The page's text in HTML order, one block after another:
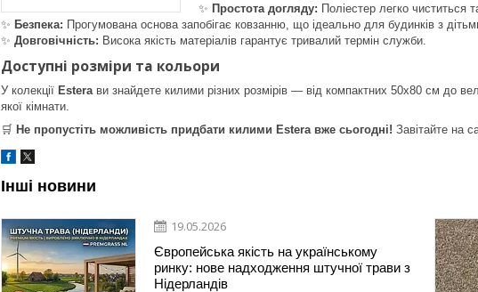
✨ Простота догляду: Поліестер легко чиститься
✨ Безпека: Прогумована основа запобігає ковзанню, що ідеально для будинків з
✨ Довговічність: Висока якість матеріалів гарантує тривалий термін служби.
Доступні розміри та кольори
У колекції Estera ви знайдете килими різних розмірів — від компактних 50x80 см до
якої кімнати.
🛒 Не пропустіть можливість придбати килими Estera вже сьогодні! Завітайте на
Інші новини
19.05.2026
Європейська якість на українському
ринку: нове надходження штучної трави з
Нідерландів